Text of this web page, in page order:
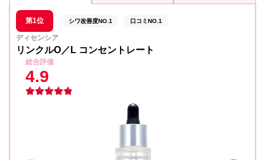
第1位 シワ改善度NO.1 口コミNO.1
ディセンシア
リンクルO／L コンセントレート
総合評価
4.9